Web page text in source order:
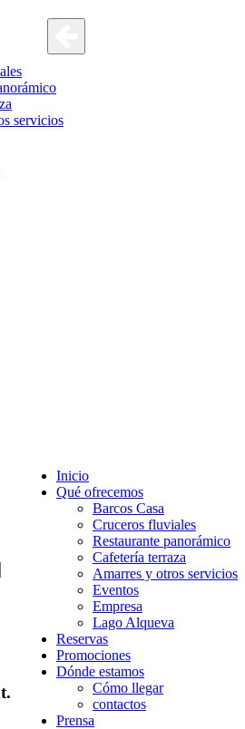
servicios
Inicio
Qué ofrecemos
Barcos Casa
Cruceros fluviales
Restaurante panorámico
Cafetería terraza
Amarres y otros servicios
Eventos
Empresa
Lago Alqueva
Reservas
Promociones
Dónde estamos
Cómo llegar
contactos
Prensa